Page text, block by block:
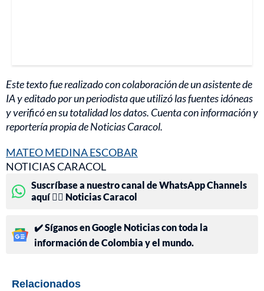
Este texto fue realizado con colaboración de un asistente de
IA y editado por un periodista que utilizó las fuentes idóneas
y verificó en su totalidad los datos. Cuenta con información y
reportería propia de Noticias Caracol.
MATEO MEDINA ESCOBAR
NOTICIAS CARACOL
Suscríbase a nuestro canal de WhatsApp Channels
aquí 👉🏻 Noticias Caracol
✔️ Síganos en Google Noticias con toda la
información de Colombia y el mundo.
Relacionados